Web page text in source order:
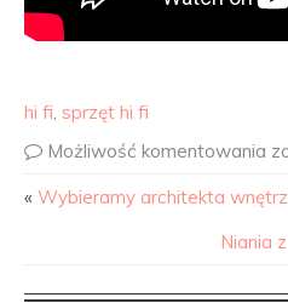
hi fi sprzęt hi fi
Możliwość komentowania
« Wybieramy architekta wnętrz
Niania